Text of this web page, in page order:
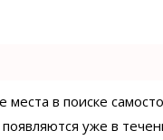
места в поиске
уже в